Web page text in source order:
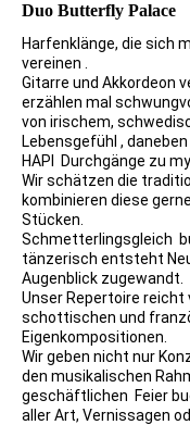
Duo Butterfly Palace
Harfenklänge, die sich
vereinen .
Gitarre und Akkordeon
erzählen mal
von irischem,
Lebensgefühl ,
HAPI Durchgänge zu
Wir schätzen die
kombinieren diese
Stücken.
Schmetterlingsgleich
tänzerisch entsteht
Augenblick zugewandt.
Unser Repertoire reicht
schottischen und
Eigenkompositionen.
Wir geben nicht nur
den musikalischen
geschäftlichen Feier
aller Art, Vernissagen